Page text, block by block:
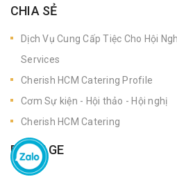
CHIA SẺ
Dịch Vụ Cung Cấp Tiệc Cho Hội
Services
Cherish HCM Catering Profile
Cơm Sự kiện - Hội thảo - Hội nghị
Cherish HCM Catering
FANPAGE